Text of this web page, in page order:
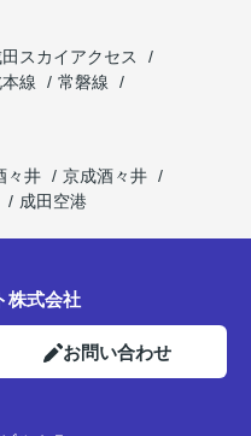
田スカイアクセス
線
常磐線
々井
京成酒々井
成田空港
株式会社
お問い合わせ